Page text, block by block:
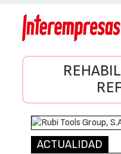
ACTUALIDAD